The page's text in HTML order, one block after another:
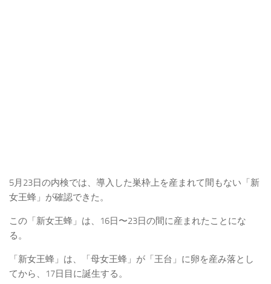
5月23日の内検では、導入した巣枠上を産まれて間もない「新
女王蜂」が確認できた。
この「新女王蜂」は、16日〜23日の間に産まれたことにな
る。
「新女王蜂」は、「母女王蜂」が「王台」に卵を産み落とし
てから、17日目に誕生する。